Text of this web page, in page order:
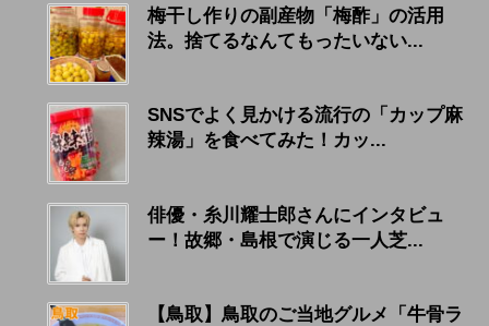
梅干し作りの副産物「梅酢」の活用
法。捨てるなんてもったいない...
SNSでよく見かける流行の「カップ麻
辣湯」を食べてみた！カッ...
俳優・糸川耀士郎さんにインタビュ
ー！故郷・島根で演じる一人芝...
【鳥取】鳥取のご当地グルメ「牛骨ラ